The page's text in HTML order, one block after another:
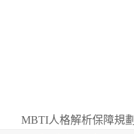
next
MBTI人格解析保障規劃